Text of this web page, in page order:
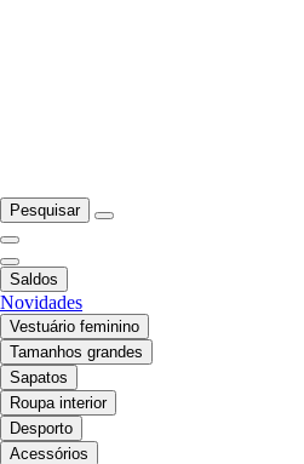
Pesquisar
Saldos
Novidades
Vestuário feminino
Tamanhos grandes
Sapatos
Roupa interior
Desporto
Acessórios